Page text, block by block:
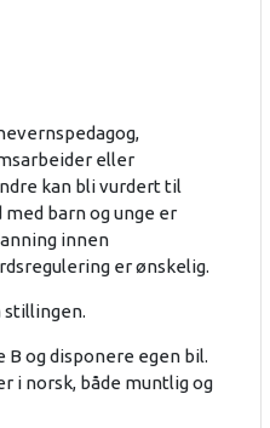
eller
kan bli vurdert til
barn og unge er
innen
er ønskelig.
stillingen.
og disponere egen bil.
i norsk, både muntlig og